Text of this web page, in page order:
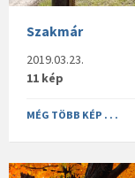
Szakmár
2019.03.23.
11 kép
MÉG TÖBB KÉP . . .